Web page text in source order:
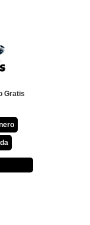
Gratis